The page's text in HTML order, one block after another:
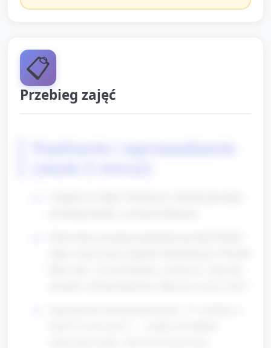
📋
Przebieg zajęć